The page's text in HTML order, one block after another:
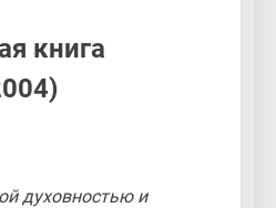
книга
духовностью и